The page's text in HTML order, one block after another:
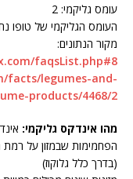
עומס גליקמי: 2
העומס הגליקמי של טופו
מקור הנתונים:
faqsList.php#8
legumes-and-
products/4468/2
מהו אינדקס גליקמי:
הפחמימות שבמזון על רמת
(בדרך כלל גלוקוז)